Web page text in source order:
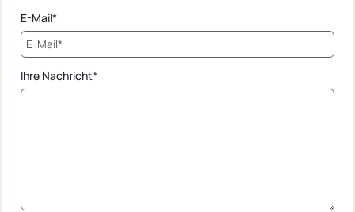
E-Mail*
Ihre Nachricht*